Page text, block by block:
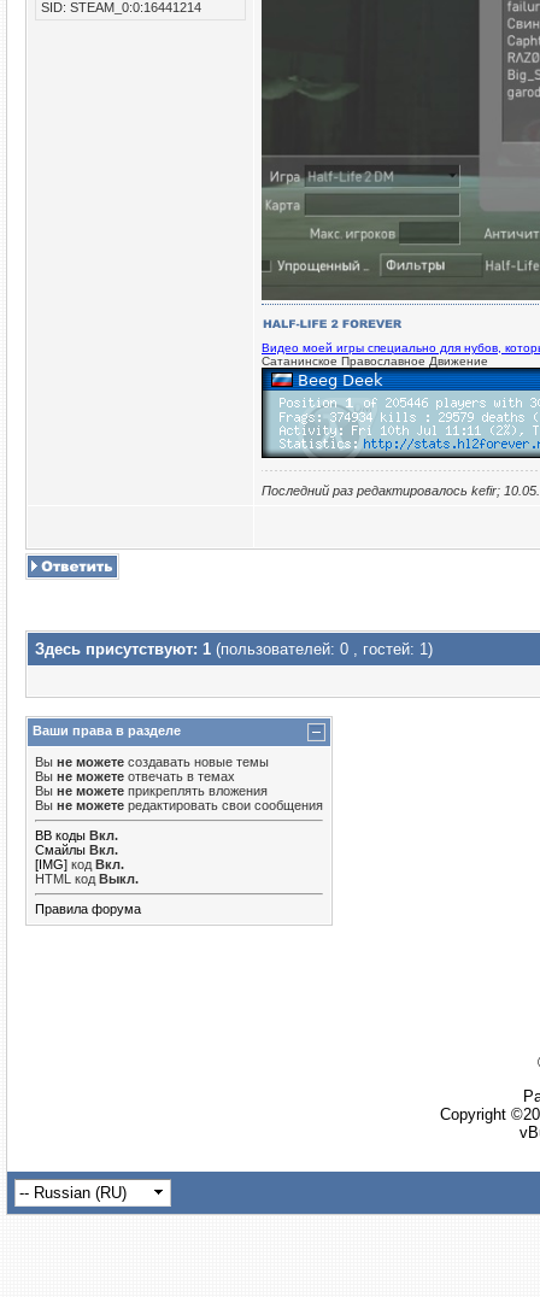
SID: STEAM_0:0:16441214
Видео моей игры специально для нубов,
Сатанинское Православное Движение
Последний раз редактировалось kefir;
Здесь присутствуют: 1 (пользователей: 0 , гостей: 1)
Ваши права в разделе
Вы не можете создавать новые темы
Вы не можете отвечать в темах
Вы не можете прикреплять вложения
Вы не можете редактировать свои сообщения
BB коды Вкл.
Смайлы Вкл.
[IMG] код Вкл.
HTML код Выкл.
Правила форума
Copyright